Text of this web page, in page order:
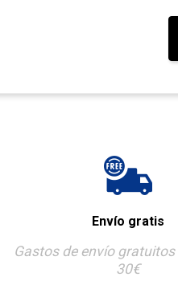
Envío gratis
Gastos de envío
30€